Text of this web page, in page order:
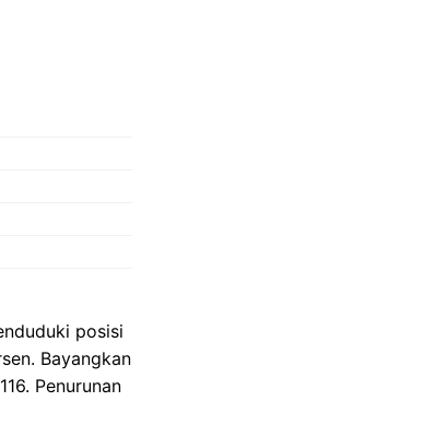
posisi
Bayangkan
Penurunan